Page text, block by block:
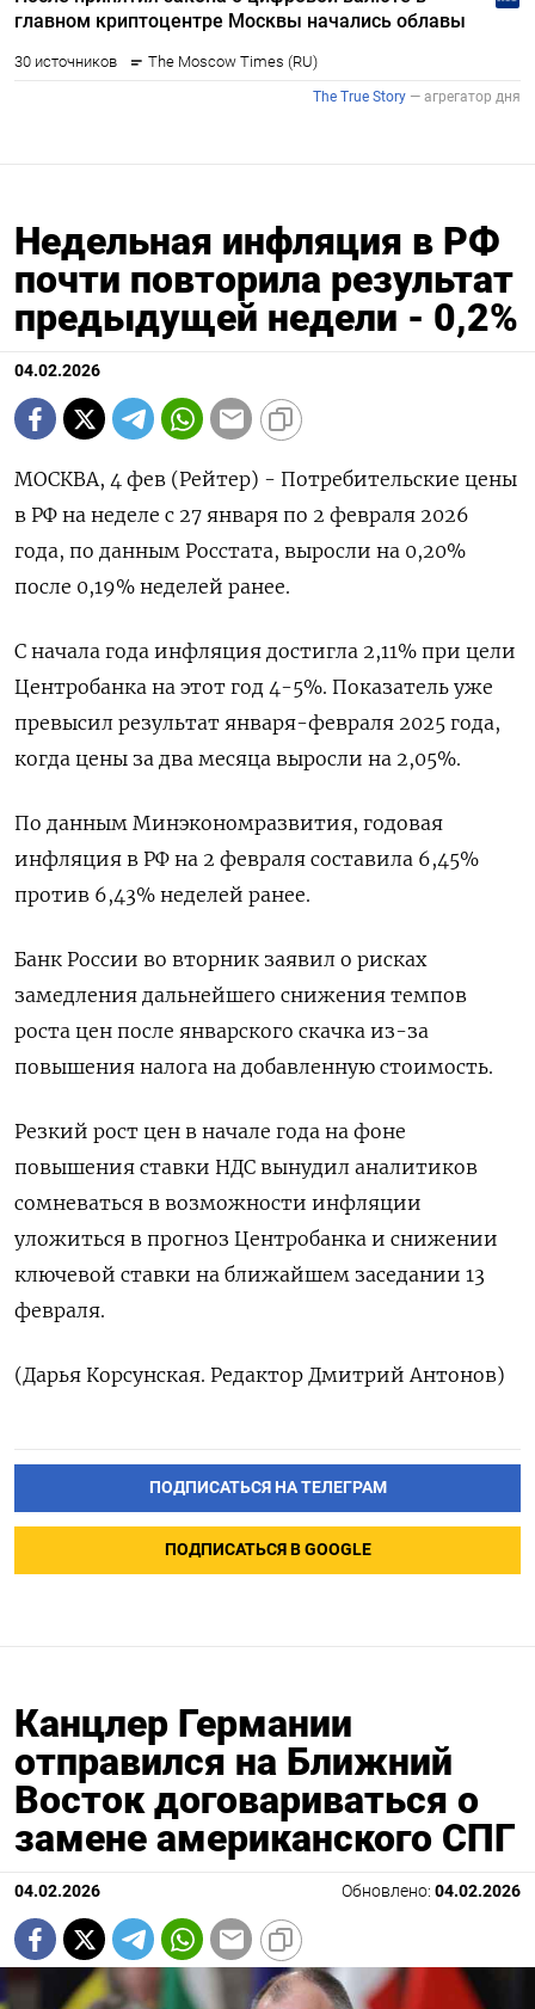
Недельная инфляция в РФ
почти повторила результат
предыдущей недели - 0,2%
04.02.2026
МОСКВА, 4 фев (Рейтер) - Потребительские цены
в РФ на неделе с 27 января ⁠по 2 февраля 2026
года, по данным Росстата, выросли на 0,20%
после ⁠0,19% ​неделей ранее.
С начала ⁠года инфляция достигла 2,11% при ⁠цели
Центробанка на этот год 4-5%. Показатель ‌уже
превысил результат января-февраля ‍2025 года,
когда цены за ‌два месяца выросли на 2,05%.
По ​данным Минэкономразвития, годовая
инфляция в РФ на 2 февраля составила 6,⁠45%
против 6,‍43% неделей ранее.
Банк России во ‌вторник заявил о рисках
замедления дальнейшего снижения темпов
роста цен после январского скачка из-за
повышения налога на добавленную стоимость.
Резкий рост цен в начале ‍года на ‍фоне
повышения ставки НДС вынудил аналитиков
сомневаться в ‍возможности инфляции
уложиться в прогноз Центробанка и снижении
ключевой ставки на ближайшем заседании ⁠13
февраля.
(Дарья Корсунская. Редактор Дмитрий Антонов)
ПОДПИСАТЬСЯ НА ТЕЛЕГРАМ
ПОДПИСАТЬСЯ В GOOGLE
Канцлер Германии
отправился на Ближний
Восток договариваться о
замене американского СПГ
04.02.2026 Обновлено: 04.02.2026